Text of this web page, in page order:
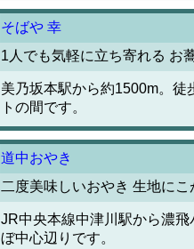
そばや 幸
1人でも気軽に立ち寄れる お
美乃坂本駅から約1500m。徒
トの間です。
道中おやき
二度美味しいおやき 生地にこ
JR中央本線中津川駅から濃
ぼ中心辺りです。